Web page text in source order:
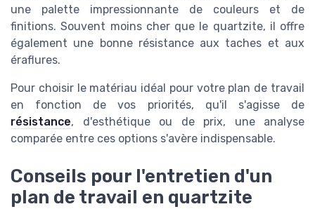
une palette impressionnante de couleurs et de
finitions. Souvent moins cher que le quartzite, il offre
également une bonne résistance aux taches et aux
éraflures.
Pour choisir le matériau idéal pour votre plan de travail
en fonction de vos priorités, qu'il s'agisse de
résistance, d'esthétique ou de prix, une analyse
comparée entre ces options s'avère indispensable.
Conseils pour l'entretien d'un
plan de travail en quartzite